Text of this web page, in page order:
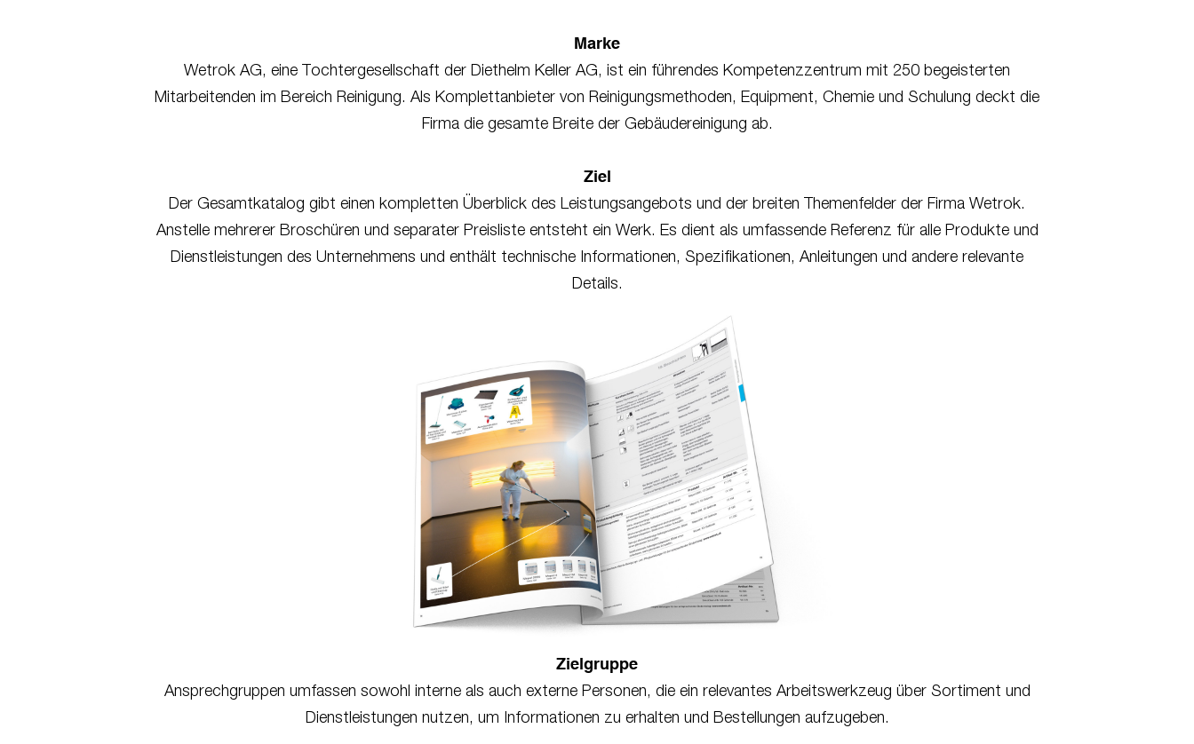
Marke
Wetrok AG, eine Tochtergesellschaft der Diethelm Keller AG, ist ein führendes Kompetenzzentrum mit 250 begeisterten
Mitarbeitenden im Bereich Reinigung. Als Komplettanbieter von Reinigungsmethoden, Equipment, Chemie und Schulung deckt die
Firma die gesamte Breite der Gebäudereinigung ab.
Ziel
Der Gesamtkatalog gibt einen kompletten Überblick des Leistungsangebots und der breiten Themenfelder der Firma Wetrok.
Anstelle mehrerer Broschüren und separater Preisliste entsteht ein Werk. Es dient als umfassende Referenz für alle Produkte und
Dienstleistungen des Unternehmens und enthält technische Informationen, Spezifikationen, Anleitungen und andere relevante
Details.
Zielgruppe
Ansprechgruppen umfassen sowohl interne als auch externe Personen, die ein relevantes Arbeitswerkzeug über Sortiment und
Dienstleistungen nutzen, um Informationen zu erhalten und Bestellungen aufzugeben.